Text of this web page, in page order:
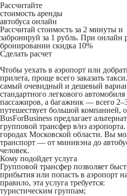
Рассчитайте
стоимость аренды
автобуса онлайн
Рассчитай стоимость за 2 минуты и
забронируй за 1 рубль. При онлайн
бронировании скидка 10%
Сделать расчет
Чтобы уехать в аэропорт или
прилета, проще всего заказать
самый очевидный и дешевый
стандартного легкового
пассажиров, а багажник — всего
путешествует большой компанией,
BusForBusiness предлагает
групповой трансфер в/из
городах Московской области. Вы
транспорт — от минивэна до
человек.
Кому подойдет услуга
Групповой трансфер позволяет
прибытия или попасть в аэропорт
правило, эта услуга требуется:
туристическим группам;